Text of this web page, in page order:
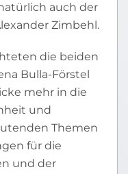
auch der
Zimbehl.
die beiden
Bulla-Förstel
mehr in die
und
Themen
für die
und der